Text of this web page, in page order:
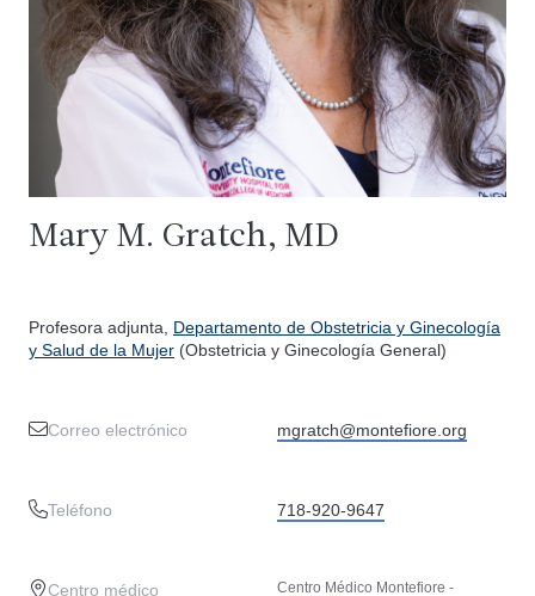
Mary M. Gratch, MD
Profesora adjunta, Departamento de Obstetricia y Ginecología
y Salud de la Mujer (Obstetricia y Ginecología General)
Correo electrónico mgratch@montefiore.org
Teléfono 718-920-9647
Centro médico
Centro Médico Montefiore -